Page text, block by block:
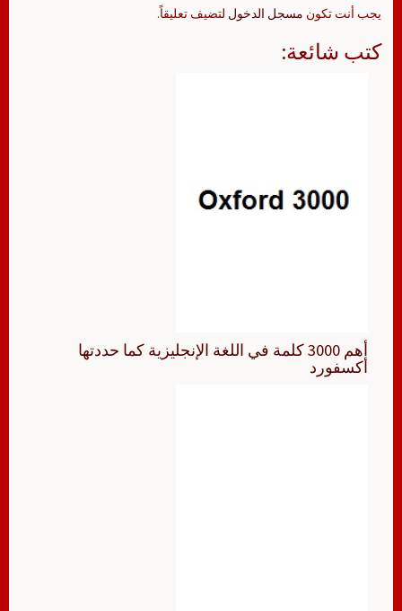
يجب أنت تكون مسجل الدخول لتضيف تعليقاً.
كتب شائعة:
أهم 3000 كلمة في اللغة الإنجليزية كما حددتها
أكسفورد